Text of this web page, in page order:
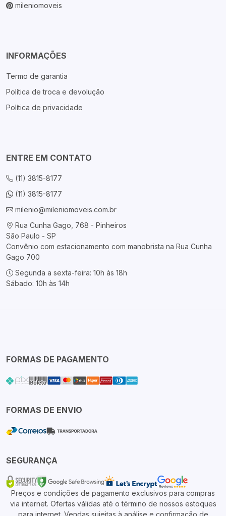
mileniomoveis
INFORMAÇÕES
Termo de garantia
Política de troca e devolução
Política de privacidade
ENTRE EM CONTATO
(11) 3815-8177
(11) 3815-8177
milenio@mileniomoveis.com.br
Rua Cunha Gago, 768 - Pinheiros
São Paulo - SP
Convênio com estacionamento com manobrista na Rua Cunha
Gago 700
Segunda a sexta-feira: 10h às 18h
Sábado: 10h às 14h
FORMAS DE PAGAMENTO
FORMAS DE ENVIO
SEGURANÇA
Preços e condições de pagamento exclusivos para compras
via internet. Ofertas válidas até o término de nossos estoques